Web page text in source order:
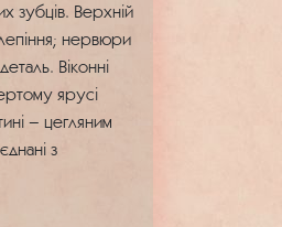
зубців. Верхній
нервюри
Віконні
ярусі
– цегляним
з